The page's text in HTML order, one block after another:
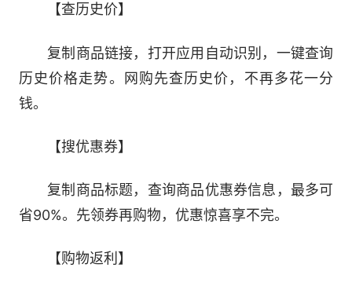
【查历史价】
复制商品链接，打开应用自动识别，一键查询
历史价格走势。网购先查历史价，不再多花一分
钱。
【搜优惠券】
复制商品标题，查询商品优惠券信息，最多可
省90%。先领券再购物，优惠惊喜享不完。
【购物返利】